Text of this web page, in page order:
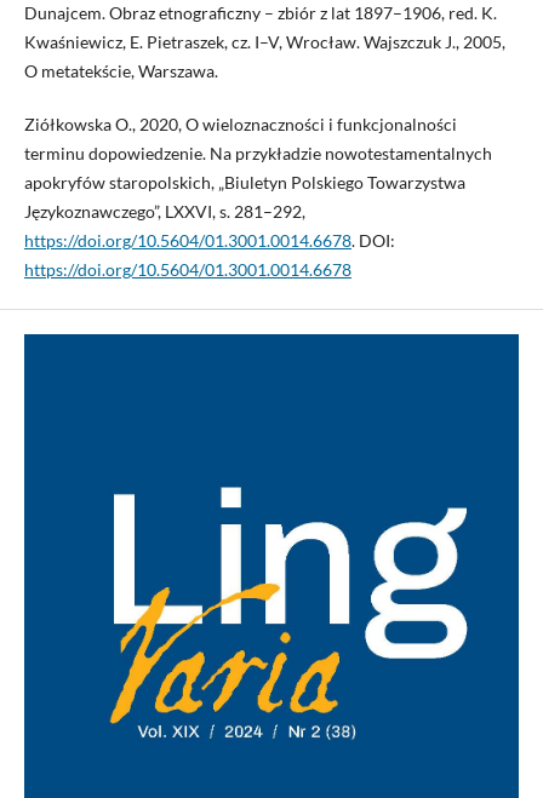
Dunajcem. Obraz etnograficzny – zbiór z lat 1897–1906, red. K.
Kwaśniewicz, E. Pietraszek, cz. I–V, Wrocław. Wajszczuk J., 2005,
O metatekście, Warszawa.
Ziółkowska O., 2020, O wieloznaczności i funkcjonalności
terminu dopowiedzenie. Na przykładzie nowotestamentalnych
apokryfów staropolskich, „Biuletyn Polskiego Towarzystwa
Językoznawczego”, LXXVI, s. 281–292,
https://doi.org/10.5604/01.3001.0014.6678. DOI:
https://doi.org/10.5604/01.3001.0014.6678